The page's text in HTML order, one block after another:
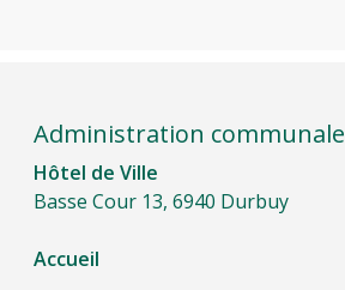
Administration communale
Hôtel de Ville
Basse Cour 13, 6940 Durbuy
Accueil